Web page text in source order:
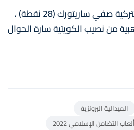
وعاد المركز الثاني إلى التركية صفي ساريتورك (28 نقطة) ،
من نصيب الكويتية سارة الحوال
الميدالية البرونزية
ألعاب التضامن الإسلامي 2022